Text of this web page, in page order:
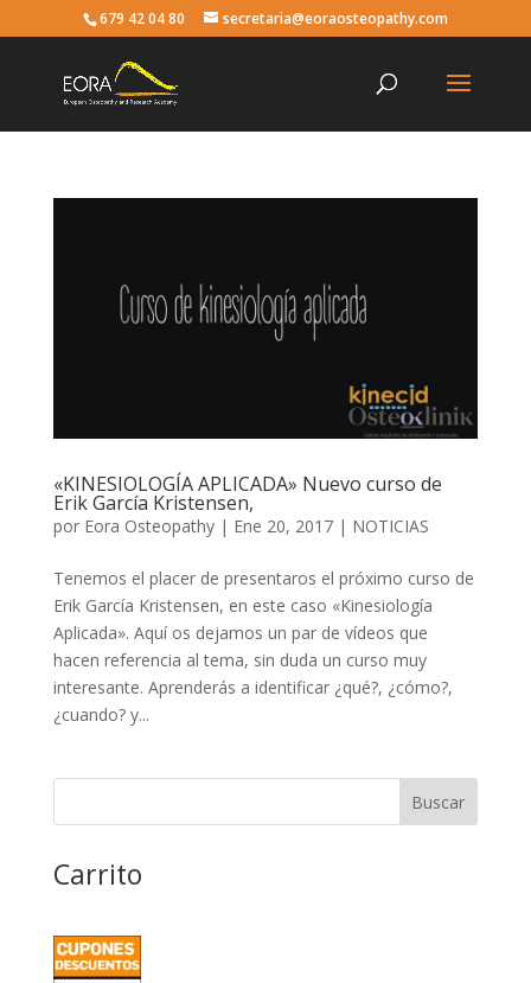
679 42 04 80 secretaria@eoraosteopathy.com
«KINESIOLOGÍA APLICADA» Nuevo curso de
Erik García Kristensen,
por Eora Osteopathy| Ene 20, 2017| NOTICIAS
Tenemos el placer de presentaros el próximo curso de
Erik García Kristensen, en este caso «Kinesiología
Aplicada». Aquí os dejamos un par de vídeos que
hacen referencia al tema, sin duda un curso muy
interesante. Aprenderás a identificar ¿qué?, ¿cómo?,
¿cuando? y...
Carrito